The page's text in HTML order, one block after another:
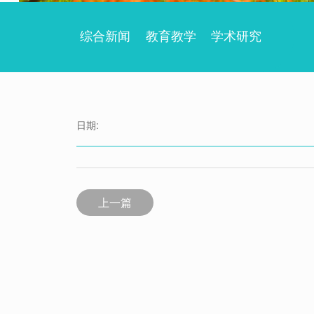
综合新闻 教育教学 学术研究
日期:
上一篇